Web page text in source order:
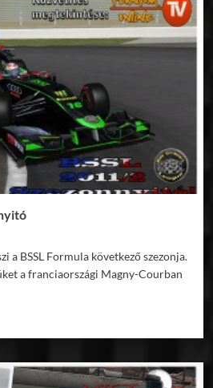
a BSSL Formula következő szezonja.
a franciaországi Magny-Courban